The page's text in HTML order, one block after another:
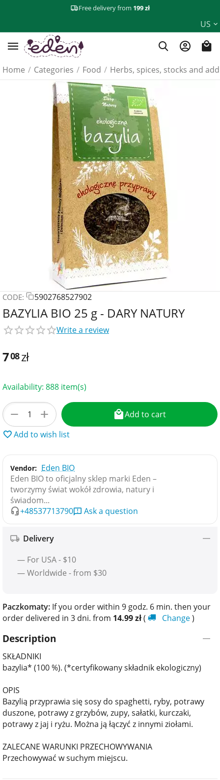
Free delivery from 199 zł
US
Home / Categories / Food / Herbs, spices, stocks and
CODE: 5902768527902
BAZYLIA BIO 25 g - DARY NATURY
Write a review
708zł
Availability: 888 item(s)
+
−
Add to cart
Add to wish list
Vendor: Eden BIO
Eden BIO to oficjalny sklep marki Eden –
tworzymy świat wokół zdrowia, natury i
świadom...
+48537713790
Ask a question
Delivery
— For USA - $10
— Worldwide - from $30
Paczkomaty: If you order within 9 godz. 6 min. then your
order delivered in 3 dni. from 14.99zł( Change)
Description
SKŁADNIKI
bazylia* (100 %). (*certyfikowany składnik ekologiczny)
OPIS
Bazylią przyprawia się sosy do spaghetti, ryby, potrawy
duszone, potrawy z grzybów, zupy, sałatki, kurczaki,
potrawy z jaj i ryżu. Można ją łączyć z innymi ziołami.
ZALECANE WARUNKI PRZECHOWYWANIA
Przechowywać w suchym miejscu.